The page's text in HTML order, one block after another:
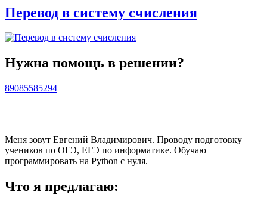
Перевод в систему счисления
Нужна помощь в решении?
89085585294
Меня зовут Евгений Владимирович. Проводу подготовку
учеников по ОГЭ, ЕГЭ по информатике. Обучаю
программировать на Python с нуля.
Что я предлагаю: